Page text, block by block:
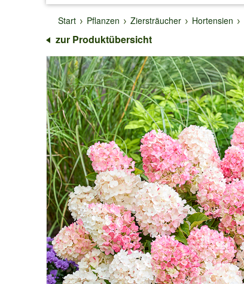
↓
↓
↓
Start
Pflanzen Ziersträucher Hortensien
zur Produktübersicht